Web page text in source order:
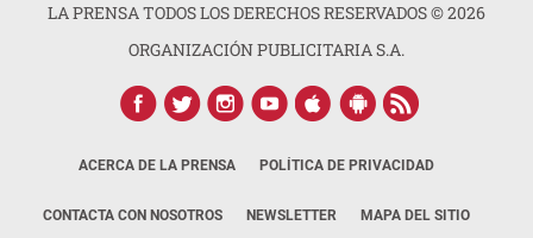
LA PRENSA TODOS LOS DERECHOS RESERVADOS ©2026
ORGANIZACIÓN PUBLICITARIA S.A.
ACERCA DE LA PRENSA POLÍTICA DE PRIVACIDAD
CONTACTA CON NOSOTROS NEWSLETTER MAPA DEL SITIO